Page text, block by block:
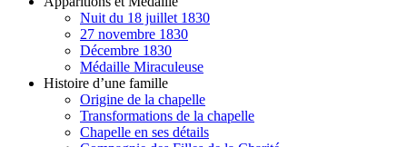
Nuit du 18 juillet 1830
27 novembre 1830
Décembre 1830
Médaille Miraculeuse
Histoire d’une famille
Origine de la chapelle
Transformations de la chapelle
Chapelle en ses détails